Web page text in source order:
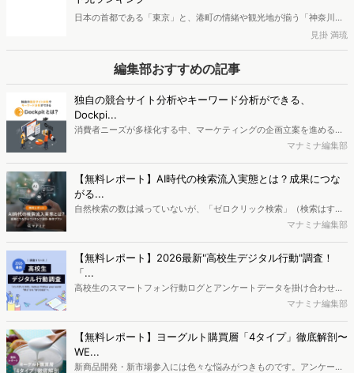
す。今回は、Web上の検索データを分析し、東京都民と神奈川県民が
選ぶデートスポットの傾向を調査しました。日本有数の都市であるこ
の2つのエリアに住む人々は、普段どのような場所でデートをしてい
るのでしょうか。
編集部おすすめの記事
消費者ニーズが多様化する中、マーケティングの企画立案を進める上
で、競合分析や消費者分析の重要性がより高まっています。Web行動
ログ分析ツール「Dockpit（ドックピット）」では、消費者Web行動
データを活用し、Web上の消費者行動を起点とした競合サイト分析や
消費者分析が可能です。今回はDockpitならではの利便性の高い機能
【無料レポート】AI時代の検索流入実態とは？成果につな
がる...
自然検索の数は減っていないが、「ゼロクリック検索」（検索はする
がページには流入しない）の割合が増加しているのが、AI時代の検索
流入の現状と言われています。では、その要因はどのようなことなの
か、また、要因を理解した上で、成果に確実につながるコンテンツを
制作するにはどうするべきなのでしょうか。本レポートはこのような
疑問をお抱えのSEO・Webマーケティングご担当者様におすすめの内
容となっています。※本レポートは記事のフォームから無料でダウン
ロードできます。
【無料レポート】2026最新"高校生デジタル行動"調査！
「...
高校生のスマートフォン行動ログとアンケートデータを掛け合わせ、
最新の若年層（高校生）におけるデジタル行動実態やSNSの利用傾向
に関する分析をおこないました。iPhone3GSの登場から十数年が経
ち、スマートフォンを取り巻く環境が成熟するなか、新興SNSの台頭
により高校生のデジタルライフスタイルは新たな変化を見せていま
す。※資料は記事内の入力フォームより、ダウンロードいただけま
す。
【無料レポート】ヨーグルト購買層「4タイプ」徹底解剖〜
WE...
新商品開発・新市場参入には色々な悩みがつきものです。アンケート
調査を実施しても、購買実態が不透明、新商品の受容性も判断しきれ
ないなど、詰めきれない問題もあるかと思います。そこで本レポート
で提案するのが、「WEB行動・意識・購買の3視点」を活用し、どの
ようにして市場理解をしていけるのか、現状の既発商品のセグメント